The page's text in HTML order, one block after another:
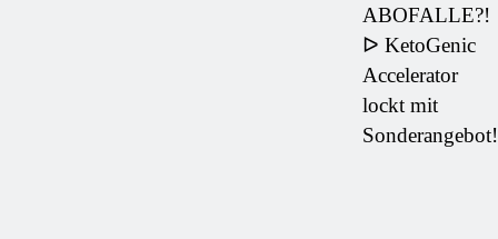
ABOFALLE?!
ᐅ KetoGenic
Accelerator
lockt mit
Sonderangebot!